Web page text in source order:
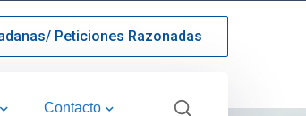
Peticiones Razonadas
Contacto